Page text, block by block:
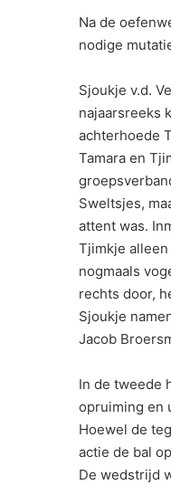
Na de
nodige
Sjoukje v.d.
najaarsreeks
achterhoede
Tamara en
Sweltsjes,
attent was.
Tjimkje
nogmaals
rechts door,
Sjoukje
Jacob
In de tweede
opruiming en
Hoewel de
actie de bal
De wedstrijd